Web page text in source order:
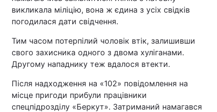
викликала міліцію, вона ж єдина з усіх свідків
погодилася дати свідчення.
Тим часом потерпілий чоловік втік, залишивши
свого захисника одного з двома хуліганами.
Другому нападнику теж вдалося втекти.
Після надходження на «102» повідомлення на
місце пригоди прибули працівники
спецпідрозділу «Беркут». Затриманий намагався